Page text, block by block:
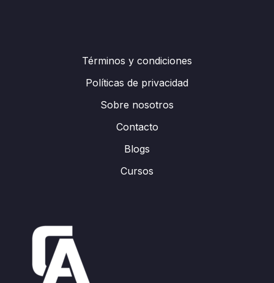
Términos y condiciones
Políticas de privacidad
Sobre nosotros
Contacto
Blogs
Cursos